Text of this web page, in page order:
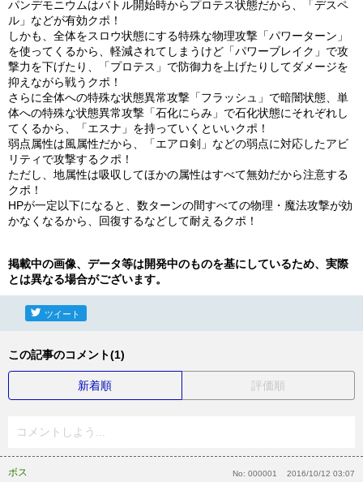
パンデモニウムはバトル開始時からプロテス状態だから、「デスペ
ル」などが有効クポ！
しかも、全体をスロウ状態にする特殊な物理攻撃「パワーターン」
を使ってくるから、軽減されてしまうけど「パワーブレイク」で攻
撃力を下げたり、「プロテス」で防御力を上げたりしてダメージを
抑えながら戦うクポ！
さらに全体への特殊な状態異常攻撃「フラッシュ」で暗闇状態、単
体への特殊な状態異常攻撃「石化にらみ」で石化状態にそれぞれし
てくるから、「エスナ」を持っていくといいクポ！
弱点属性は風属性だから、「エアロ剣」などの弱点に対応したアビ
リティで攻撃するクポ！
ただし、地属性は吸収してほかの属性はすべて無効だから注意する
クポ！
HPが一定以下になると、数ターンの間すべての物理・魔法攻撃が効
かなくなるから、回復するなどして耐えるクポ！
掲載中の画像、データ等は開発中のものを基にしているため、実際
とは異なる場合がございます。
ツイート
この記事のコメント(1)
新着順 評価順
コメントしよう...
ボス No: 000001 2016/10/12 03:07